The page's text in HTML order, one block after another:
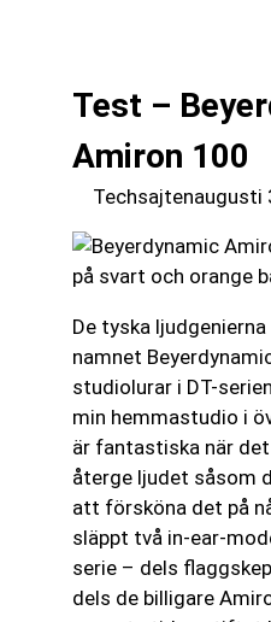
Test –
Amiron 100
Techsajtenaugusti
De tyska
namnet
studiolurar i DT-
min hemmastudio i
är fantastiska när
återge ljudet såsom
att försköna det på
släppt två in-ear-
serie – dels
dels de billigare